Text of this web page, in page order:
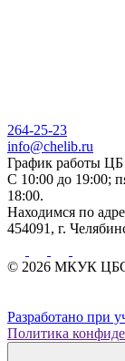
264-25-23
info@chelib.ru
График работы
С 10:00 до 19:00;
18:00.
Находимся по
454091, г.
© 2026 МКУК ЦБС
Разработано при
Политика